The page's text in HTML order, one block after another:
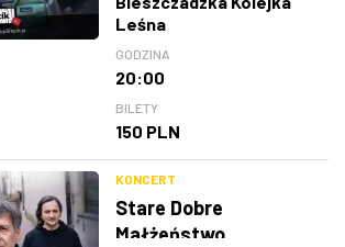
Leśna
GODZINA
20:00
BILETY
150 PLN
KONCERT
Stare Dobre
Małżeństwo